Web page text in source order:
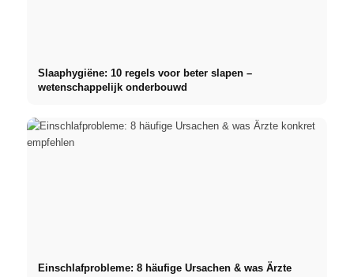
Slaaphygiëne: 10 regels voor beter slapen –
wetenschappelijk onderbouwd
Einschlafprobleme: 8 häufige Ursachen & was Ärzte